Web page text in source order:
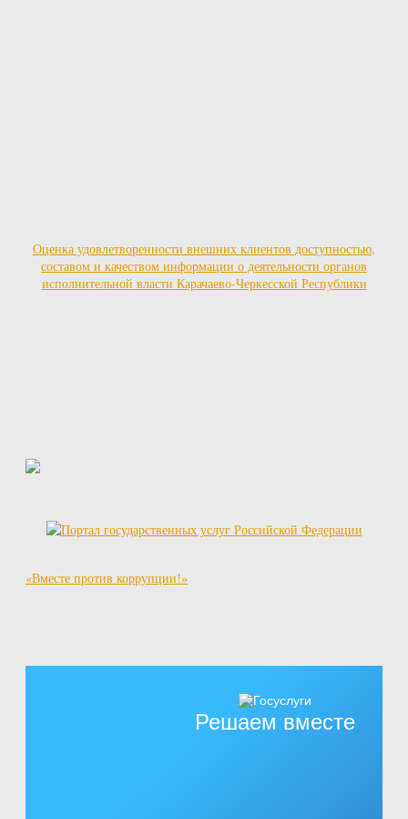
Оценка удовлетворенности внешних клиентов доступностью,
составом и качеством информации о деятельности органов
исполнительной власти Карачаево-Черкесской Республики
«Вместе против коррупции!»
Решаем вместе